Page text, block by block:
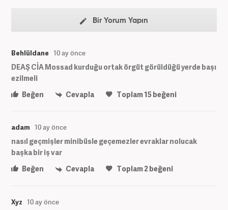
Bir Yorum Yapın
Behlüldane 10 ay önce
DEAŞ CİA Mossad kurduğu ortak örgüt görüldüğü yerde başı
ezilmeli
Beğen
Cevapla Toplam15beğeni
adam 10 ay önce
nasıl geçmişler minibüsle geçemezler evraklar nolucak
başka bir iş var
Beğen
Cevapla Toplam2beğeni
Xyz 10 ay önce